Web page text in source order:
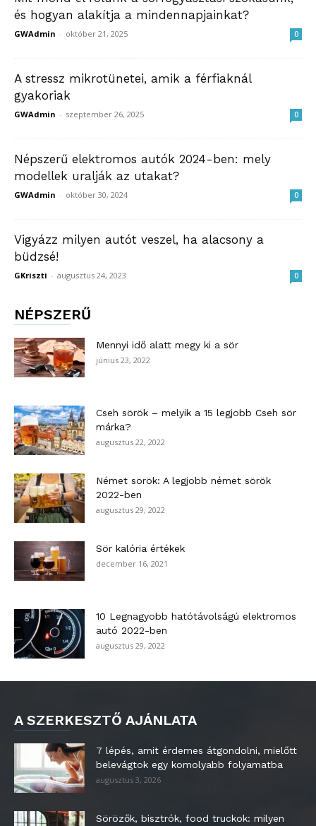
és hogyan alakítja a mindennapjainkat?
GWAdmin - október 21, 2025 0
A stressz mikrotünetei, amik a férfiaknál
gyakoriak
GWAdmin - szeptember 26, 2025 0
Népszerű elektromos autók 2024-ben: mely
modellek uralják az utakat?
GWAdmin - október 30, 2024 0
Vigyázz milyen autót veszel, ha alacsony a
büdzsé!
GKriszti - augusztus 24, 2023 0
NÉPSZERŰ
Mennyi idő alatt megy ki a sör
június 23, 2022
Cseh sörök – melyik a 15 legjobb Cseh sör
márka?
augusztus 22, 2022
Német sörök: A legjobb német sörök
2022-ben
augusztus 29, 2022
Sör kalória értékek
december 16, 2021
10 Legnagyobb hatótávolságú elektromos
autó 2022-ben
augusztus 29, 2022
A SZERKESZTŐ AJÁNLATA
7 lépés, amit érdemes átgondolni, mielőtt
belevágtok egy komolyabb folyamatba
augusztus 3, 2026
Sörözők, bisztrók, food truckok: milyen